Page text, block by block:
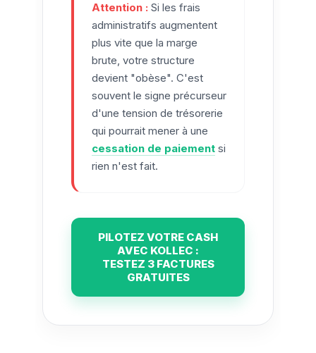
Attention : Si les frais
administratifs augmentent
plus vite que la marge
brute, votre structure
devient "obèse". C'est
souvent le signe précurseur
d'une tension de trésorerie
qui pourrait mener à une
cessation de paiement si
rien n'est fait.
PILOTEZ VOTRE CASH
AVEC KOLLEC :
TESTEZ 3 FACTURES
GRATUITES